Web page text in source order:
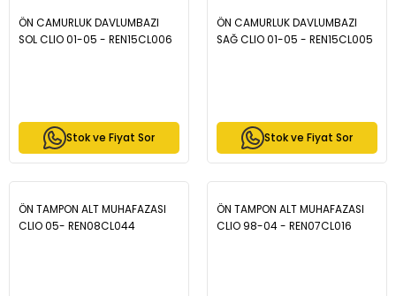
ÖN CAMURLUK DAVLUMBAZI
SOL CLIO 01-05 - REN15CL006
Stok ve Fiyat Sor
ÖN CAMURLUK DAVLUMBAZI
SAĞ CLIO 01-05 - REN15CL005
Stok ve Fiyat Sor
ÖN TAMPON ALT MUHAFAZASI
CLIO 05- REN08CL044
ÖN TAMPON ALT MUHAFAZASI
CLIO 98-04 - REN07CL016